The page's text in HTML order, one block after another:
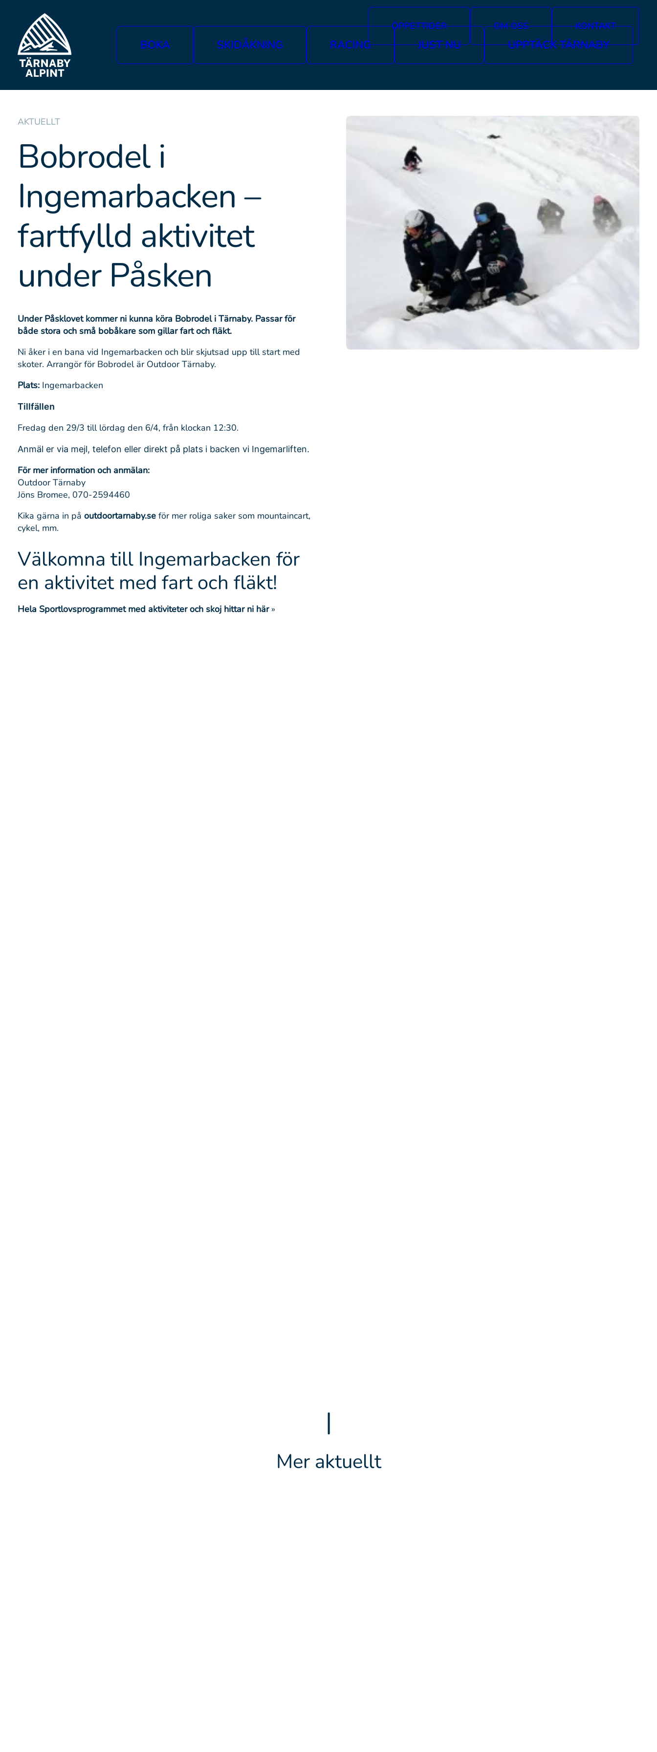
BOKA SKIDÅKNING RACING JUST NU UPPTÄCK TÄRNABY
ÖPPETTIDER OM OSS KONTAKT
AKTUELLT
Bobrodel i
Ingemarbacken –
fartfylld aktivitet
under Påsken
Under Påsklovet kommer ni kunna köra Bobrodel i Tärnaby. Passar för
både stora och små bobåkare som gillar fart och fläkt.
Ni åker i en bana vid Ingemarbacken och blir skjutsad upp till start med
skoter. Arrangör för Bobrodel är Outdoor Tärnaby.
Plats: Ingemarbacken
Tillfällen
Fredag den 29/3 till lördag den 6/4, från klockan 12:30.
Anmäl er via mejl, telefon eller direkt på plats i backen vi Ingemarliften.
För mer information och anmälan:
Outdoor Tärnaby
Jöns Bromee, 070-2594460
Kika gärna in på outdoortarnaby.se för mer roliga saker som mountaincart,
cykel, mm.
Välkomna till Ingemarbacken för
en aktivitet med fart och fläkt!
Hela Sportlovsprogrammet med aktiviteter och skoj hittar ni här»
|
Mer aktuellt